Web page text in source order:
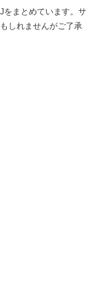
まとめています。サ
しれませんがご了承